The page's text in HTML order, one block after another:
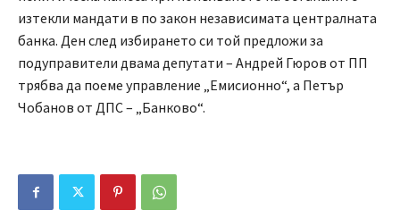
изтекли мандати в по закон независимата централната
банка. Ден след избирането си той предложи за
подуправители двама депутати – Андрей Гюров от ПП
трябва да поеме управление „Емисионно“, а Петър
Чобанов от ДПС – „Банково“.